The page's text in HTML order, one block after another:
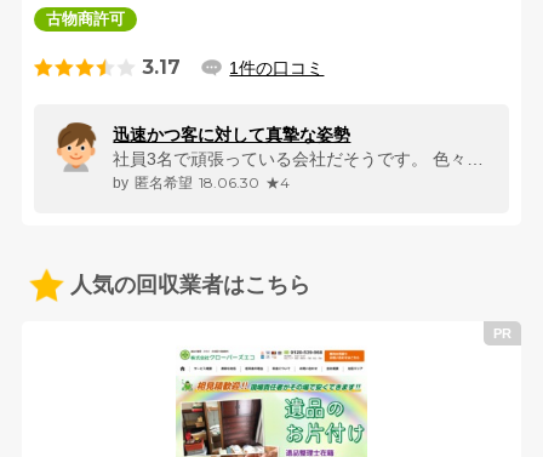
古物商許可
3.17 1件の口コミ
迅速かつ客に対して真摯な姿勢
社員3名で頑張っている会社だそうです。 色々紆余曲折ありましたが、頼...
匿名希望 18.06.30 ★4
人気の回収業者はこちら